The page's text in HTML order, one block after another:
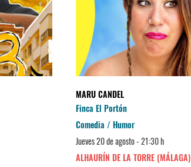
MARU CANDEL
Finca El Portón
Comedia / Humor
Jueves 20 de agosto - 21:30 h
ALHAURÍN DE LA TORRE (MÁLAGA)